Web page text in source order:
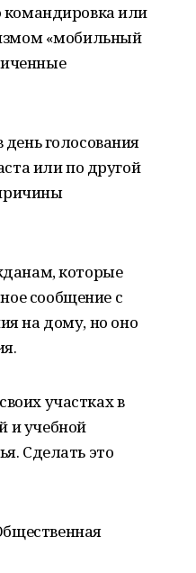
командировка или
«мобильный
голосования
или по другой
которые
сообщение с
на дому, но оно
участках в
и учебной
Сделать это